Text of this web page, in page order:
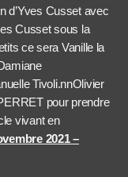
d’Yves Cusset avec
Cusset sous la
ce sera Vanille la
Tivoli.nnOlivier
pour prendre
vivant en
2021 –